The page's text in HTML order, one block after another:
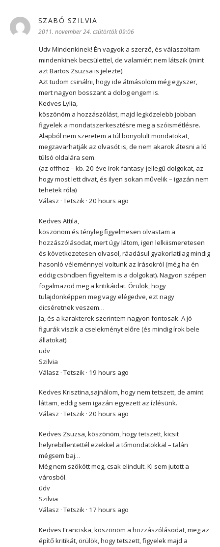
SZABÓ SZILVIA
2011. november 24. csütörtök 09:06
Üdv Mindenkinek! Én vagyok a szerző, és válaszoltam
mindenkinek becsülettel, de valamiért nem látszik (mint
azt Bartos Zsuzsa is jelezte).
Azt tudom csinálni, hogy ide átmásolom még egyszer,
mert nagyon bosszant a dolog engem is.
Kedves Lylia,
köszönöm a hozzászólást, majd legközelebb jobban
figyelek a mondatszerkesztésre meg a szóismétlésre.
Alapból nem szeretem a túl bonyolult mondatokat,
megzavarhatják az olvasót is, de nem akarok átesni a ló
túlsó oldalára sem.
(az offhoz – kb. 20 éve írok fantasy-jellegű dolgokat, az
hogy most lett divat, és ilyen sokan művelik – igazán nem
tehetek róla)
Válasz · Tetszik · 20 hours ago
Kedves Attila,
köszönöm és tényleg figyelmesen olvastam a
hozzászólásodat, mert úgy látom, igen lelkiismeretesen
és következetesen olvasol, ráadásul gyakorlatilag mindig
hasonló véleménnyel voltunk az írásokról (még ha én
eddig csöndben figyeltem is a dolgokat). Nagyon szépen
fogalmazod meg a kritikáidat. Örülök, hogy
tulajdonképpen meg vagy elégedve, ezt nagy
dicséretnek veszem…
Ja, és a karakterek szerintem nagyon fontosak. A jó
figurák viszik a cselekményt előre (és mindig írok bele
állatokat).
üdv
Szilvia
Válasz · Tetszik · 19 hours ago
Kedves Krisztina,sajnálom, hogy nem tetszett, de amint
láttam, eddig sem igazán egyezett az ízlésünk.
Válasz · Tetszik · 20 hours ago
Kedves Zsuzsa, köszönöm, hogy tetszett, kicsit
helyrebillentettél ezekkel a tőmondatokkal – talán
mégsem baj…
Még nem szökött meg, csak elindult. Ki sem jutott a
városból.
üdv
Szilvia
Válasz · Tetszik · 17 hours ago
Kedves Franciska, köszönöm a hozzászólásodat, meg az
építő kritikát, örülök, hogy tetszett, figyelek majd a